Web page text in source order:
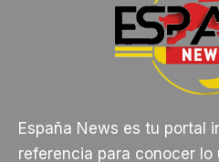
España News es tu portal
referencia para conocer lo